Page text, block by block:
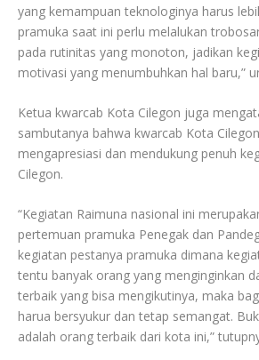
yang kemampuan teknologinya harus
pramuka saat ini perlu melalukan
pada rutinitas yang monoton, jadikan
motivasi yang menumbuhkan hal baru,”
Ketua kwarcab Kota Cilegon juga
sambutanya bahwa kwarcab Kota
mengapresiasi dan mendukung penuh
Cilegon.
“Kegiatan Raimuna nasional ini
pertemuan pramuka Penegak dan
kegiatan pestanya pramuka dimana
tentu banyak orang yang menginginkan
terbaik yang bisa mengikutinya, maka
harua bersyukur dan tetap semangat.
adalah orang terbaik dari kota ini,”